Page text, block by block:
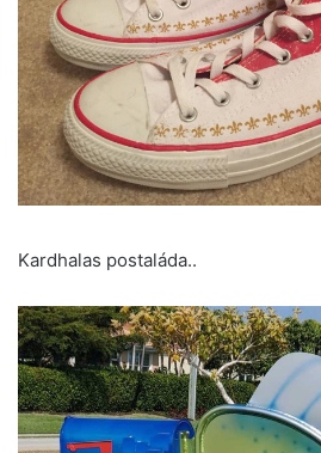
Kardhalas postaláda..